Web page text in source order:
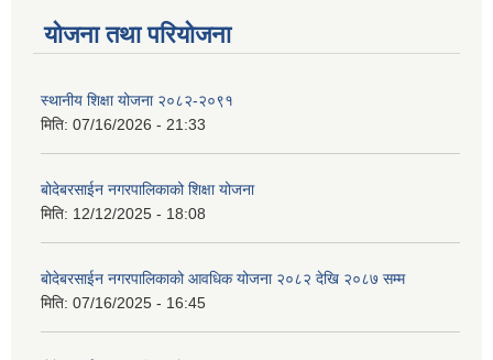
योजना तथा परियोजना
स्थानीय शिक्षा योजना २०८२-२०९१
मिति: 07/16/2026 - 21:33
बोदेबरसाईन नगरपालिकाको शिक्षा योजना
मिति: 12/12/2025 - 18:08
बोदेबरसाईन नगरपालिकाको आवधिक योजना २०८२ देखि २०८७ सम्म
मिति: 07/16/2025 - 16:45